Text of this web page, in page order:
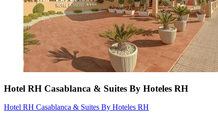
Hotel RH Casablanca & Suites By Hoteles RH
Hotel RH Casablanca & Suites By Hoteles RH